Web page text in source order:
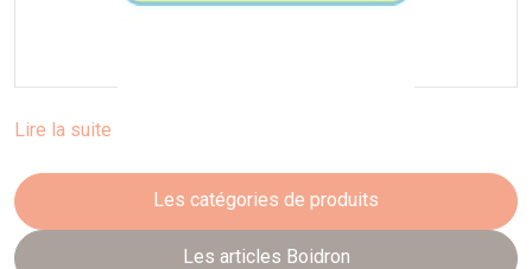
Lire la suite
Les catégories de produits
Les articles Boidron